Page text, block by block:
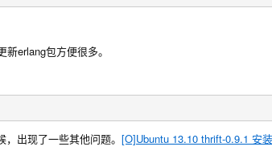
erlang包方便很多。
出现了一些其他问题。 [O]Ubuntu 13.10 thrift-0.9.1 安装